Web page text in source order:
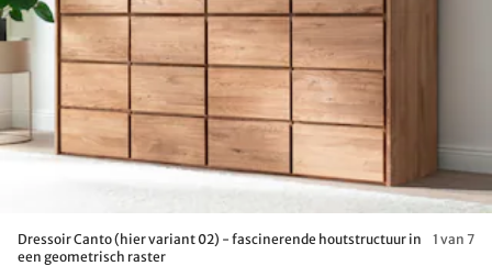
Dressoir Canto (hier variant 02) - fascinerende houtstructuur in
een geometrisch raster
1 van 7